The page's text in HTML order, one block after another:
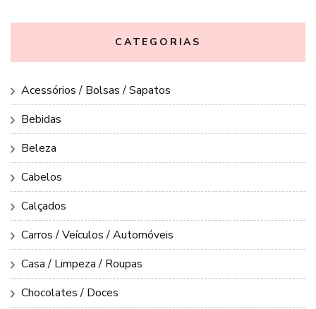
CATEGORIAS
Acessórios / Bolsas / Sapatos
Bebidas
Beleza
Cabelos
Calçados
Carros / Veículos / Automóveis
Casa / Limpeza / Roupas
Chocolates / Doces